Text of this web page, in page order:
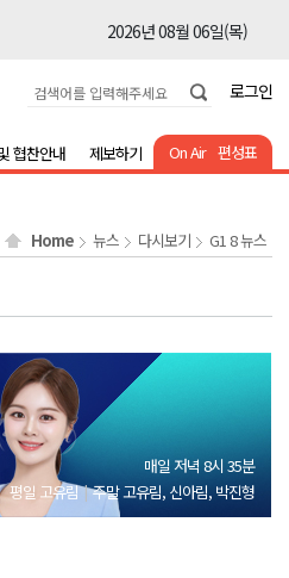
2026년 08월 06일(목)
2026년 08월 06일(목)
2026년 08월 06일(목)
2026년 08월 06일(목)
2026년 08월 06일(목)
2026년 08월 06일(목)
2026년 08월 06일(목)
2026년 08월 06일(목)
로그인
On Air 편성표
협찬안내 제보하기
Home 뉴스 다시보기 G1 8 뉴스
매일 저녁 8시 35분
평일 고유림
주말 고유림, 신아림, 박진형